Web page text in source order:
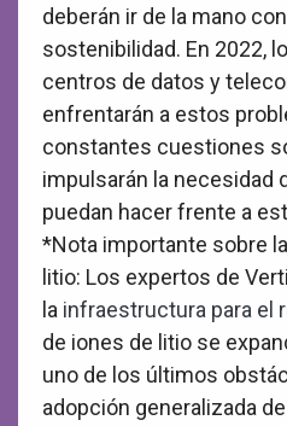
deberán ir de la mano
sostenibilidad. En 2022,
centros de datos y
enfrentarán a estos
constantes cuestiones
impulsarán la necesidad
puedan hacer frente a
*Nota importante sobre
litio: Los expertos de
la infraestructura para el
de iones de litio se
uno de los últimos
adopción generalizada